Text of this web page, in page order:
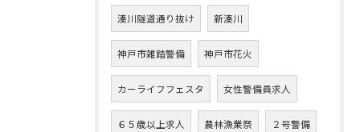
湊川隧道通り抜け 新湊川
神戸市雑踏警備 神戸市花火
カーライフフェスタ 女性警備員求人
６５歳以上求人 農林漁業祭 ２号警備